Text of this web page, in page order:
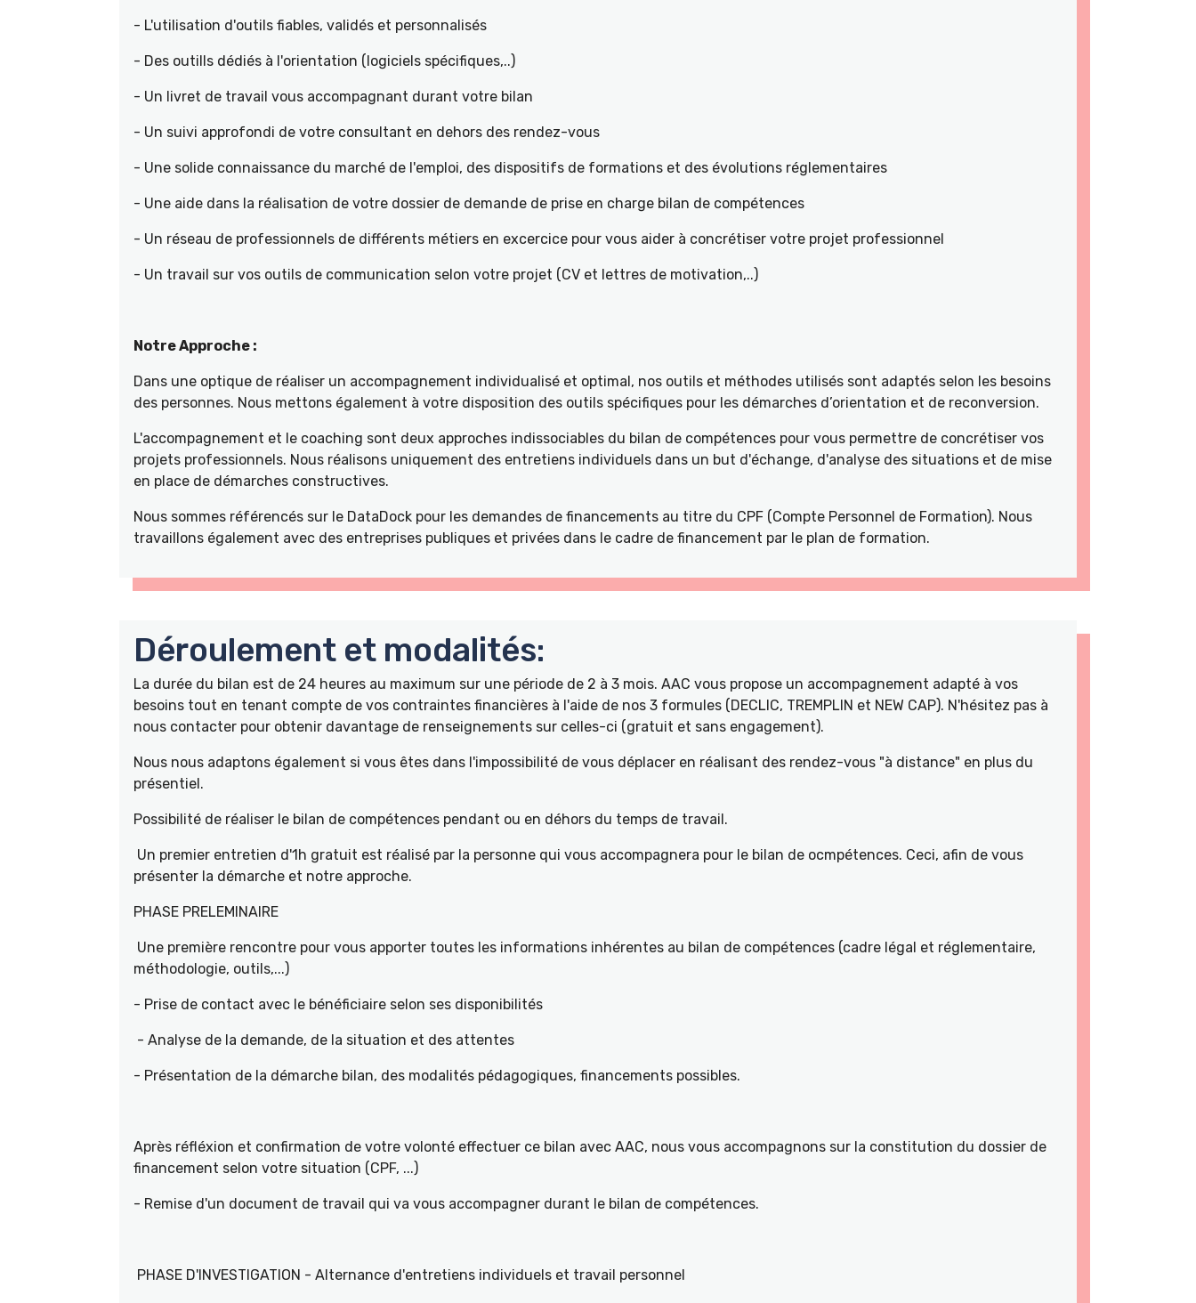
- L'utilisation d'outils fiables, validés et personnalisés
- Des outills dédiés à l'orientation (logiciels spécifiques,..)
- Un livret de travail vous accompagnant durant votre bilan
- Un suivi approfondi de votre consultant en dehors des rendez-vous
- Une solide connaissance du marché de l'emploi, des dispositifs de formations et des évolutions réglementaires
- Une aide dans la réalisation de votre dossier de demande de prise en charge bilan de compétences
- Un réseau de professionnels de différents métiers en excercice pour vous aider à concrétiser votre projet professionnel
- Un travail sur vos outils de communication selon votre projet (CV et lettres de motivation,..)
Notre Approche :
Dans une optique de réaliser un accompagnement individualisé et optimal, nos outils et méthodes utilisés sont adaptés selon les besoins
des personnes. Nous mettons également à votre disposition des outils spécifiques pour les démarches d’orientation et de reconversion.
L'accompagnement et le coaching sont deux approches indissociables du bilan de compétences pour vous permettre de concrétiser vos
projets professionnels. Nous réalisons uniquement des entretiens individuels dans un but d'échange, d'analyse des situations et de mise
en place de démarches constructives.
Nous sommes référencés sur le DataDock pour les demandes de financements au titre du CPF (Compte Personnel de Formation). Nous
travaillons également avec des entreprises publiques et privées dans le cadre de financement par le plan de formation.
Déroulement et modalités:
La durée du bilan est de 24 heures au maximum sur une période de 2 à 3 mois. AAC vous propose un accompagnement adapté à vos
besoins tout en tenant compte de vos contraintes financières à l'aide de nos 3 formules (DECLIC, TREMPLIN et NEW CAP). N'hésitez pas à
nous contacter pour obtenir davantage de renseignements sur celles-ci (gratuit et sans engagement).
Nous nous adaptons également si vous êtes dans l'impossibilité de vous déplacer en réalisant des rendez-vous "à distance" en plus du
présentiel.
Possibilité de réaliser le bilan de compétences pendant ou en déhors du temps de travail.
Un premier entretien d'1h gratuit est réalisé par la personne qui vous accompagnera pour le bilan de ocmpétences. Ceci, afin de vous
présenter la démarche et notre approche.
PHASE PRELEMINAIRE
Une première rencontre pour vous apporter toutes les informations inhérentes au bilan de compétences (cadre légal et réglementaire,
méthodologie, outils,...)
- Prise de contact avec le bénéficiaire selon ses disponibilités
- Analyse de la demande, de la situation et des attentes
- Présentation de la démarche bilan, des modalités pédagogiques, financements possibles.
Après réfléxion et confirmation de votre volonté effectuer ce bilan avec AAC, nous vous accompagnons sur la constitution du dossier de
financement selon votre situation (CPF, ...)
- Remise d'un document de travail qui va vous accompagner durant le bilan de compétences.
PHASE D'INVESTIGATION - Alternance d'entretiens individuels et travail personnel